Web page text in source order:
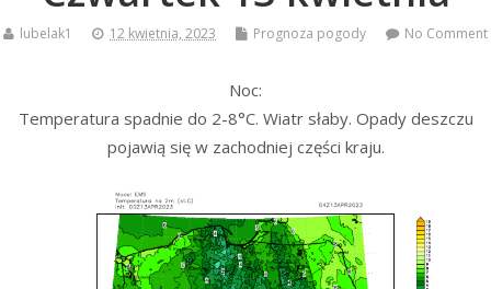
lubelak1 12 kwietnia, 2023 Prognoza pogody No Comment
Noc:
Temperatura spadnie do 2-8°C. Wiatr słaby. Opady deszczu
pojawią się w zachodniej części kraju.